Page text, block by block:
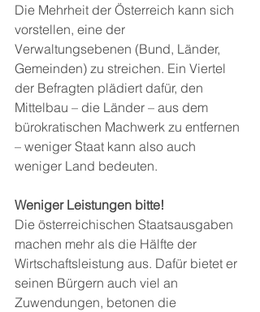
Die Mehrheit der Österreich kann sich
vorstellen, eine der
Verwaltungsebenen (Bund, Länder,
Gemeinden) zu streichen. Ein Viertel
der Befragten plädiert dafür, den
Mittelbau – die Länder – aus dem
bürokratischen Machwerk zu entfernen
– weniger Staat kann also auch
weniger Land bedeuten.
Weniger Leistungen bitte!
Die österreichischen Staatsausgaben
machen mehr als die Hälfte der
Wirtschaftsleistung aus. Dafür bietet er
seinen Bürgern auch viel an
Zuwendungen, betonen die